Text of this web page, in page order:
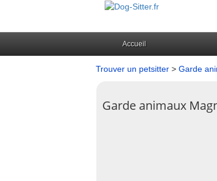
Accueil
Trouver un petsitter > Garde
Garde animaux